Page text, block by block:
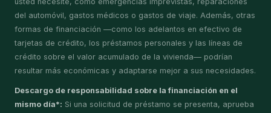
del automóvil, gastos médicos o gastos de viaje. Además, otras
formas de financiación —como los adelantos en efectivo de
tarjetas de crédito, los préstamos personales y las líneas de
crédito sobre el valor acumulado de la vivienda— podrían
resultar más económicas y adaptarse mejor a sus necesidades.
Descargo de responsabilidad sobre la financiación en el
mismo día*: Si una solicitud de préstamo se presenta, aprueba